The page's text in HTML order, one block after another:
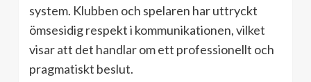
system. Klubben och spelaren har uttryckt
ömsesidig respekt i kommunikationen, vilket
visar att det handlar om ett professionellt och
pragmatiskt beslut.